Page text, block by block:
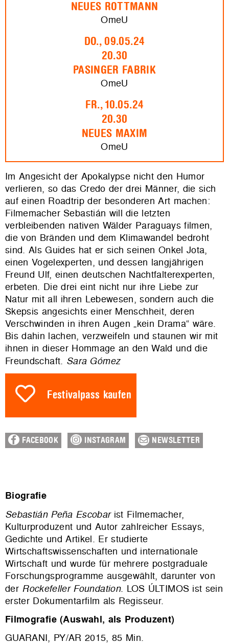
NEUES ROTTMANN
OmeU
DO., 09.05.24
20.30
PASINGER FABRIK
OmeU
FR., 10.05.24
20.30
NEUES MAXIM
OmeU
Im Angesicht der Apokalypse nicht den Humor
verlieren, so das Credo der drei Männer, die sich
auf einen Roadtrip der besonderen Art machen:
Filmemacher Sebastián will die letzten
verbleibenden nativen Wälder Paraguays filmen,
die von Bränden und dem Klimawandel bedroht
sind. Als Guides hat er sich seinen Onkel Jota,
einen Vogelexperten, und dessen langjährigen
Freund Ulf, einen deutschen Nachtfalterexperten,
erbeten. Die drei eint nicht nur ihre Liebe zur
Natur mit all ihren Lebewesen, sondern auch die
Skepsis angesichts einer Menschheit, deren
Verschwinden in ihren Augen „kein Drama“ wäre.
Bis dahin lachen, verzweifeln und staunen wir mit
ihnen in dieser Hommage an den Wald und die
Freundschaft. Sara Gómez
Festivalpass kaufen
FACEBOOK INSTAGRAM NEWSLETTER
Biografie
Sebastián Peña Escobarist Filmemacher,
Kulturproduzent und Autor zahlreicher Essays,
Gedichte und Artikel. Er studierte
Wirtschaftswissenschaften und internationale
Wirtschaft und wurde für mehrere postgraduale
Forschungsprogramme ausgewählt, darunter von
der Rockefeller Foundation. LOS ÚLTIMOS ist sein
erster Dokumentarfilm als Regisseur.
Filmografie (Auswahl, als Produzent)
GUARANI, PY/AR 2015, 85 Min.